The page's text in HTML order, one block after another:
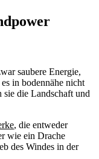
in bodennähe nicht
sie die Landschaft und
, die entweder
wie ein Drache
des Windes in der